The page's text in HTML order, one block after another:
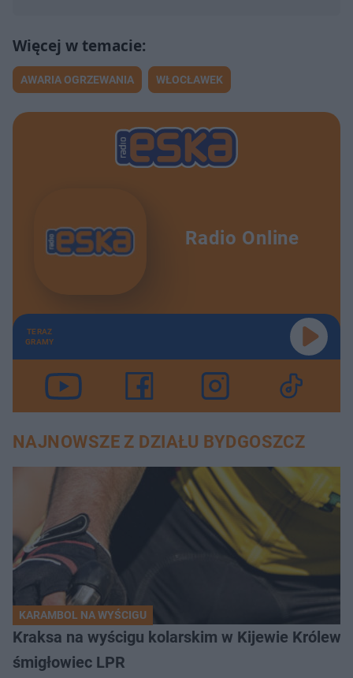
AWARIA OGRZEWANIA WŁOCŁAWEK
Radio Online
TERAZ
GRAMY
NAJNOWSZE Z DZIAŁU BYDGOSZCZ
KARAMBOL NA WYŚCIGU
Kraksa na wyścigu kolarskim w Kijewie
śmigłowiec LPR